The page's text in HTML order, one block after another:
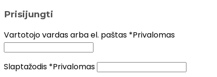
Prisijungti
Vartotojo vardas arba el. paštas *Privalomas
Slaptažodis *Privalomas